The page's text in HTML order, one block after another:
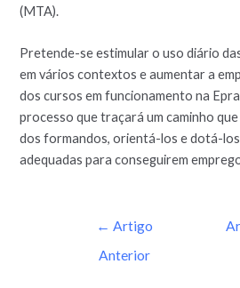
(MTA).
Pretende-se estimular o uso diário
em vários contextos e aumentar a
dos cursos em funcionamento na
processo que traçará um caminho
dos formandos, orientá-los e dotá-
adequadas para conseguirem
← Artigo
Anterior